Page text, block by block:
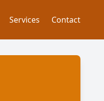
Services Contact